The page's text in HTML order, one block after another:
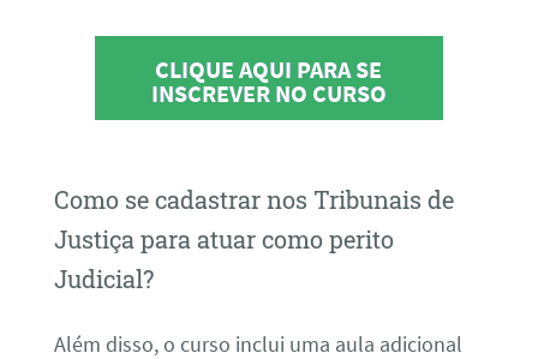
CLIQUE AQUI PARA SE
INSCREVER NO CURSO
Como se cadastrar nos Tribunais de
Justiça para atuar como perito
Judicial?
Além disso, o curso inclui uma aula adicional